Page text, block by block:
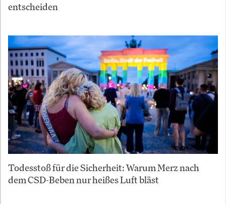
entscheiden
Todesstoß für die Sicherheit: Warum Merz nach
dem CSD-Beben nur heißes Luft bläst